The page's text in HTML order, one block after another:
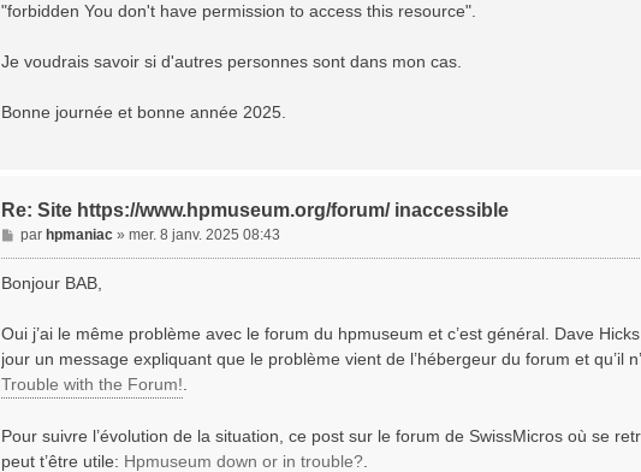
"forbidden You don't have permission to access this resource".
Je voudrais savoir si d'autres personnes sont dans mon cas.
Bonne journée et bonne année 2025.
Re: Site https://www.hpmuseum.org/forum/ inaccessible
M
e
s
g
e
par hpmaniac» mer. 8 janv. 2025 08:43
Bonjour BAB,
Oui j’ai le même problème avec le forum du hpmuseum et c’est général. Dave
jour un message expliquant que le problème vient de l’hébergeur du forum et qu’il
Trouble with the Forum!
Pour suivre l’évolution de la situation, ce post sur le forum de SwissMicros où se
peut t’être utile: Hpmuseum down or in trouble?